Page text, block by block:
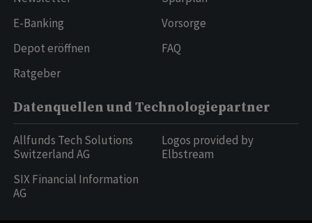
E-Banking
Depot eröffnen
Ratgeber
Vorsorge
FAQ
Datenquellen und Technologiepartner
Allfunds Tech Solutions
Switzerland AG
SIX Financial Information
AG
Logos provided by
Elbstream